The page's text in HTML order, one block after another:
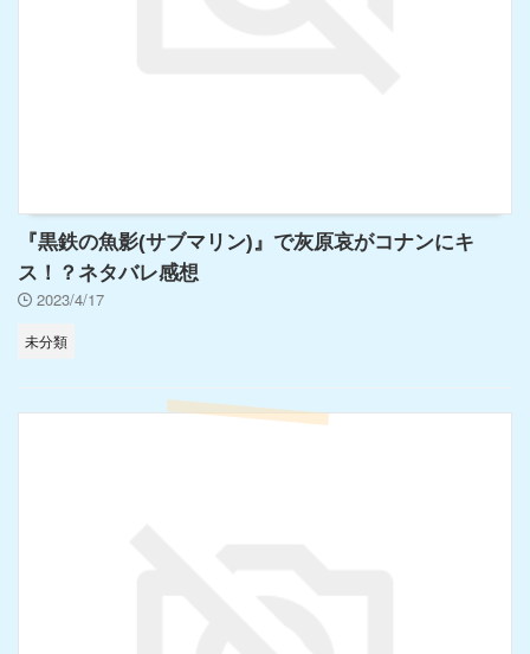
『黒鉄の魚影(サブマリン)』で灰原哀がコナンにキ
ス！？ネタバレ感想
2023/4/17
未分類